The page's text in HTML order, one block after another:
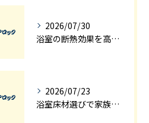
2026/07/30
浴室の断熱効果を高めるリフォーム術と埼玉県加須市比企郡嵐山町での施工ポイント
2026/07/23
浴室床材選びで家族の安全と快適を実現する洗面所と浴室のリフォームのコツ